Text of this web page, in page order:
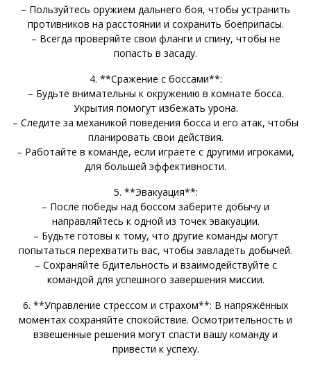
– Пользуйтесь оружием дальнего боя, чтобы устранить
противников на расстоянии и сохранить боеприпасы.
– Всегда проверяйте свои фланги и спину, чтобы не
попасть в засаду.
4. **Сражение с боссами**:
– Будьте внимательны к окружению в комнате босса.
Укрытия помогут избежать урона.
– Следите за механикой поведения босса и его атак, чтобы
планировать свои действия.
– Работайте в команде, если играете с другими игроками,
для большей эффективности.
5. **Эвакуация**:
– После победы над боссом заберите добычу и
направляйтесь к одной из точек эвакуации.
– Будьте готовы к тому, что другие команды могут
попытаться перехватить вас, чтобы завладеть добычей.
– Сохраняйте бдительность и взаимодействуйте с
командой для успешного завершения миссии.
6. **Управление стрессом и страхом**: В напряжённых
моментах сохраняйте спокойствие. Осмотрительность и
взвешенные решения могут спасти вашу команду и
привести к успеху.